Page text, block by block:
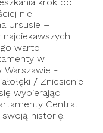
nie
Ursusie –
warto
w
Warszawie -
/ Zniesienie
wybierając
Central
historię.